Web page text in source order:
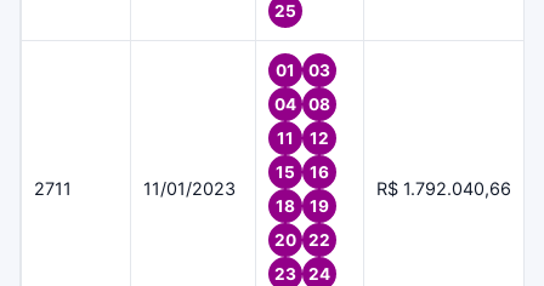
25
2711 11/01/2023
01
03
04
08
11
12
15
16
18
19
20
22
23
24
R$ 1.792.040,66